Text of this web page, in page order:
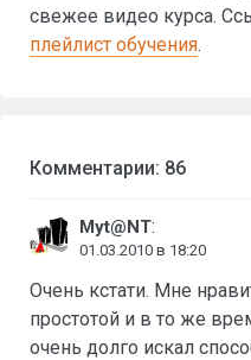
свежее видео курса.
плейлист обучения.
Комментарии: 86
Mуt@NT:
01.03.2010 в 18:20
Очень кстати. Мне
простотой и в то же
очень долго искал